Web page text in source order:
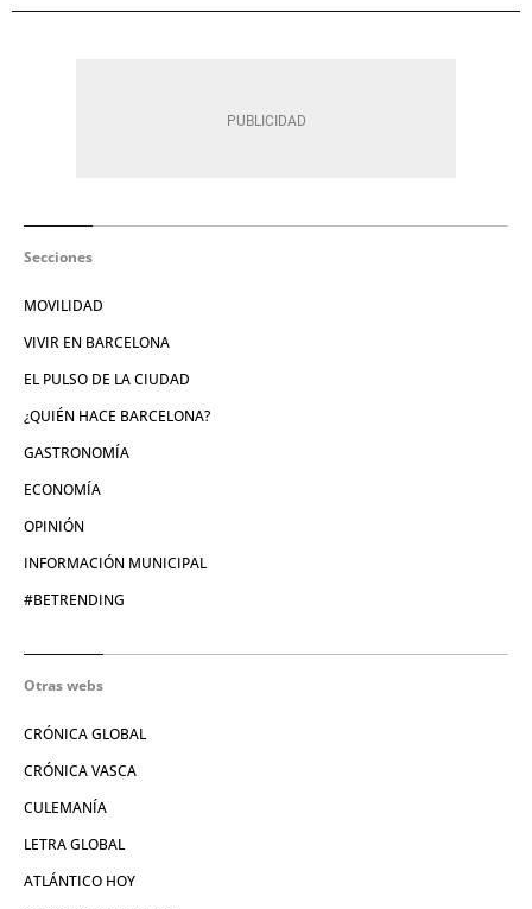
Secciones
MOVILIDAD
VIVIR EN BARCELONA
EL PULSO DE LA CIUDAD
¿QUIÉN HACE BARCELONA?
GASTRONOMÍA
ECONOMÍA
OPINIÓN
INFORMACIÓN MUNICIPAL
#BETRENDING
Otras webs
CRÓNICA GLOBAL
CRÓNICA VASCA
CULEMANÍA
LETRA GLOBAL
ATLÁNTICO HOY